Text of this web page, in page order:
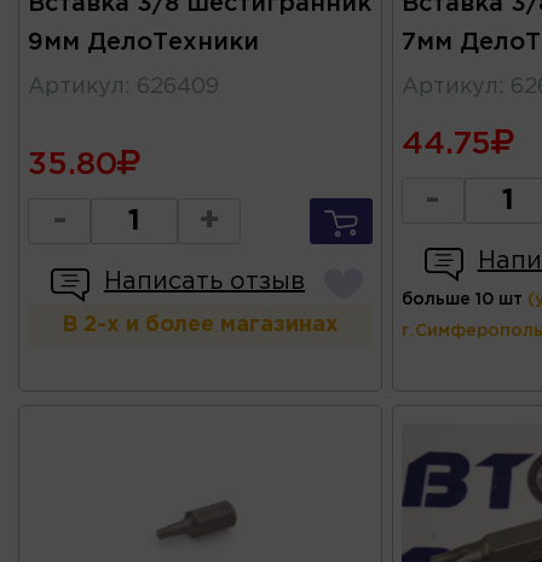
9мм ДелоТехники
Артикул : 626409
35.80
- +
Написать отзыв
В 2-х и более магазинах
7мм
Артикул :
44.75
-
больше 10 шт